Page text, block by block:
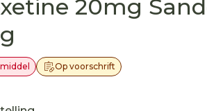
100 X 20mg
20mg
Op voorschrift